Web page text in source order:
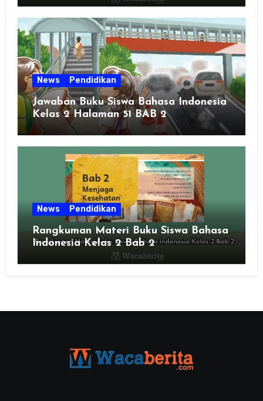
News Pendidikan
Jawaban Buku Siswa Bahasa Indonesia
Kelas 2 Halaman 51 BAB 2
News Pendidikan
Rangkuman Materi Buku Siswa Bahasa
Indonesia Kelas 2 Bab 2